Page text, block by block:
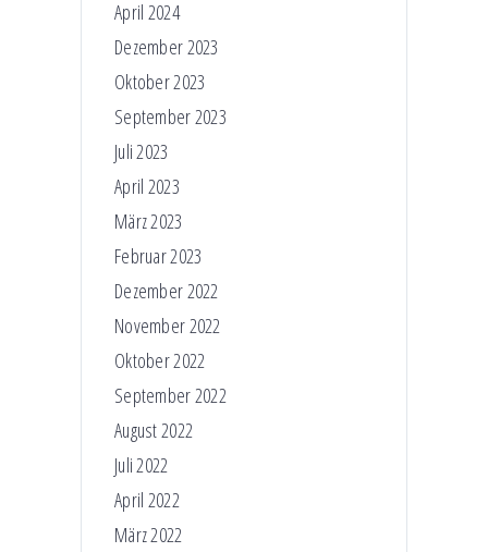
April 2024
Dezember 2023
Oktober 2023
September 2023
Juli 2023
April 2023
März 2023
Februar 2023
Dezember 2022
November 2022
Oktober 2022
September 2022
August 2022
Juli 2022
April 2022
März 2022